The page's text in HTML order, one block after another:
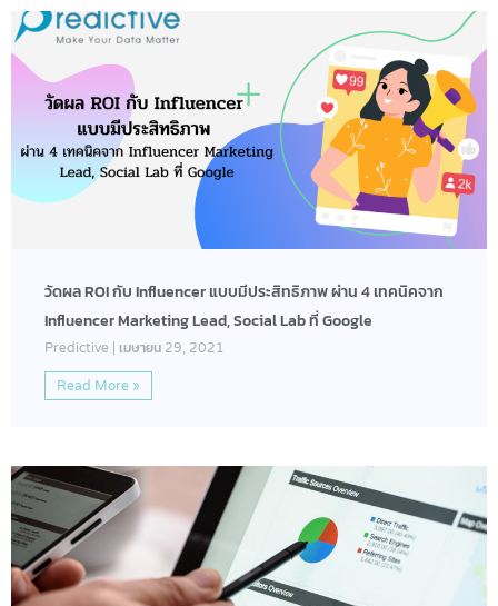
วัดผล ROI กับ Influencer แบบมีประสิทธิภาพ ผ่าน 4 เทคนิคจาก
Influencer Marketing Lead, Social Lab ที่ Google
Predictive เมษายน 29, 2021
Read More »